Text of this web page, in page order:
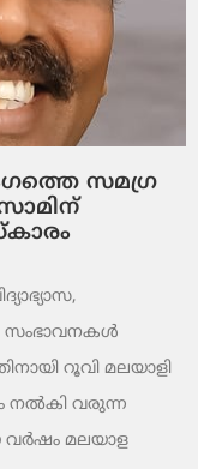
സമഗ്ര
സംഭാവനകൾ
റൂവി മലയാളി
നൽകി വരുന്ന
മലയാള